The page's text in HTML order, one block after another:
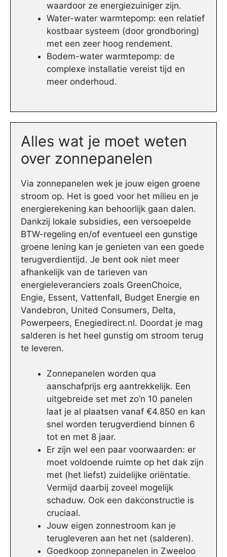
waardoor ze energiezuiniger zijn.
Water-water warmtepomp: een relatief
kostbaar systeem (door grondboring)
met een zeer hoog rendement.
Bodem-water warmtepomp: de
complexe installatie vereist tijd en
meer onderhoud.
Alles wat je moet weten
over zonnepanelen
Via zonnepanelen wek je jouw eigen groene
stroom op. Het is goed voor het milieu en je
energierekening kan behoorlijk gaan dalen.
Dankzij lokale subsidies, een versoepelde
BTW-regeling en/of eventueel een gunstige
groene lening kan je genieten van een goede
terugverdientijd. Je bent ook niet meer
afhankelijk van de tarieven van
energieleveranciers zoals GreenChoice,
Engie, Essent, Vattenfall, Budget Energie en
Vandebron, United Consumers, Delta,
Powerpeers, Enegiedirect.nl. Doordat je mag
salderen is het heel gunstig om stroom terug
te leveren.
Zonnepanelen worden qua
aanschafprijs erg aantrekkelijk. Een
uitgebreide set met zo’n 10 panelen
laat je al plaatsen vanaf €4.850 en kan
snel worden terugverdiend binnen 6
tot en met 8 jaar.
Er zijn wel een paar voorwaarden: er
moet voldoende ruimte op het dak zijn
met (het liefst) zuidelijke oriëntatie.
Vermijd daarbij zoveel mogelijk
schaduw. Ook een dakconstructie is
cruciaal.
Jouw eigen zonnestroom kan je
terugleveren aan het net (salderen).
Goedkoop zonnepanelen in Zweeloo